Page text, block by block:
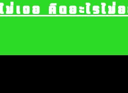
ม่เจอ คิดอะไรไ